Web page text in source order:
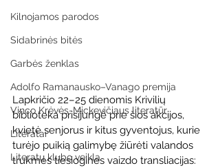
Kilnojamos parodos
Sidabrinės bitės
Garbės ženklas
Adolfo Ramanausko–Vanago premija
Vinco Krėvės-Mickevičiaus literatūr
Literatai
Literatų klubo veikla
Lapkričio 22–25 dienomis Krivilių
biblioteka prisijungė prie šios akcijos,
kvietė senjorus ir kitus gyventojus, kurie
turėjo puikią galimybę žiūrėti valandos
trukmės tiesiogines vaizdo transliacijas: